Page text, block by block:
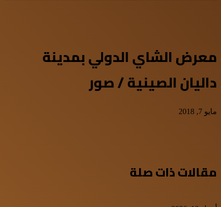
معرض الشاي الدولي بمدينة
داليان الصينية / صور
مايو 7, 2018
مقالات ذات صلة